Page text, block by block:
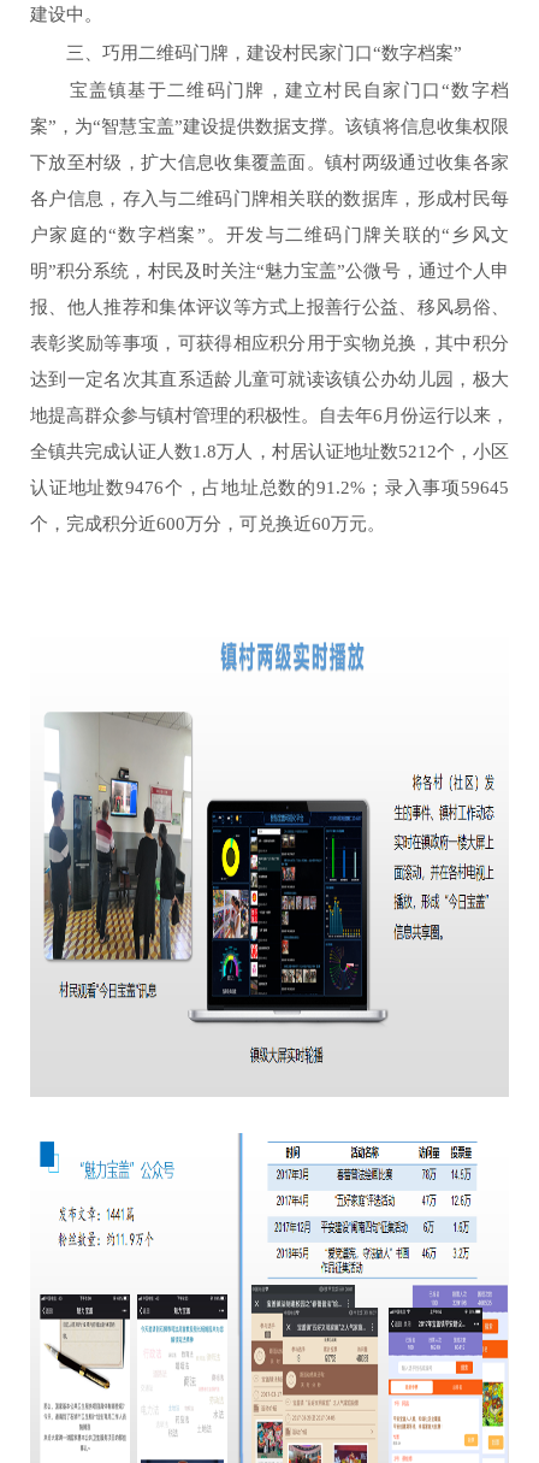
建设中。
三、巧用二维码门牌，建设村民家门口“数字档案”
宝盖镇基于二维码门牌，建立村民自家门口“数字档
案”，为“智慧宝盖”建设提供数据支撑。该镇将信息收集权限
下放至村级，扩大信息收集覆盖面。镇村两级通过收集各家
各户信息，存入与二维码门牌相关联的数据库，形成村民每
户家庭的“数字档案”。开发与二维码门牌关联的“ 乡风文
明”积分系统，村民及时关注“魅力宝盖”公微号，通过个人申
报、他人推荐和集体评议等方式上报善行公益、移风易俗、
表彰奖励等事项，可获得相应积分用于实物兑换，其中积分
达到一定名次其直系适龄儿童可就读该镇公办幼儿园，极大
地提高群众参与镇村管理的积极性。自去年6月份运行以来，
全镇共完成认证人数1.8万人，村居认证地址数5212个，小区
认证地址数9476个，占地址总数的91.2% ；录入事项59645
个，完成积分近600万分，可兑换近60万元。